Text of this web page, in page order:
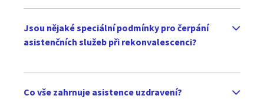
Jsou nějaké speciální podmínky pro čerpání
asistenčních služeb při rekonvalescenci?
Co vše zahrnuje asistence uzdravení?